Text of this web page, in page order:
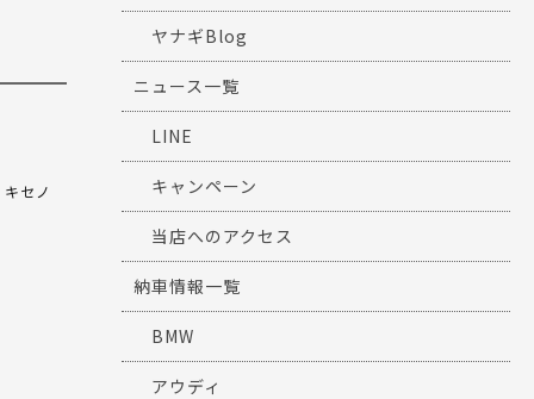
セノ
ヤナギBlog
ニュース一覧
LINE
キャンペーン
当店へのアクセス
納車情報一覧
BMW
アウディ